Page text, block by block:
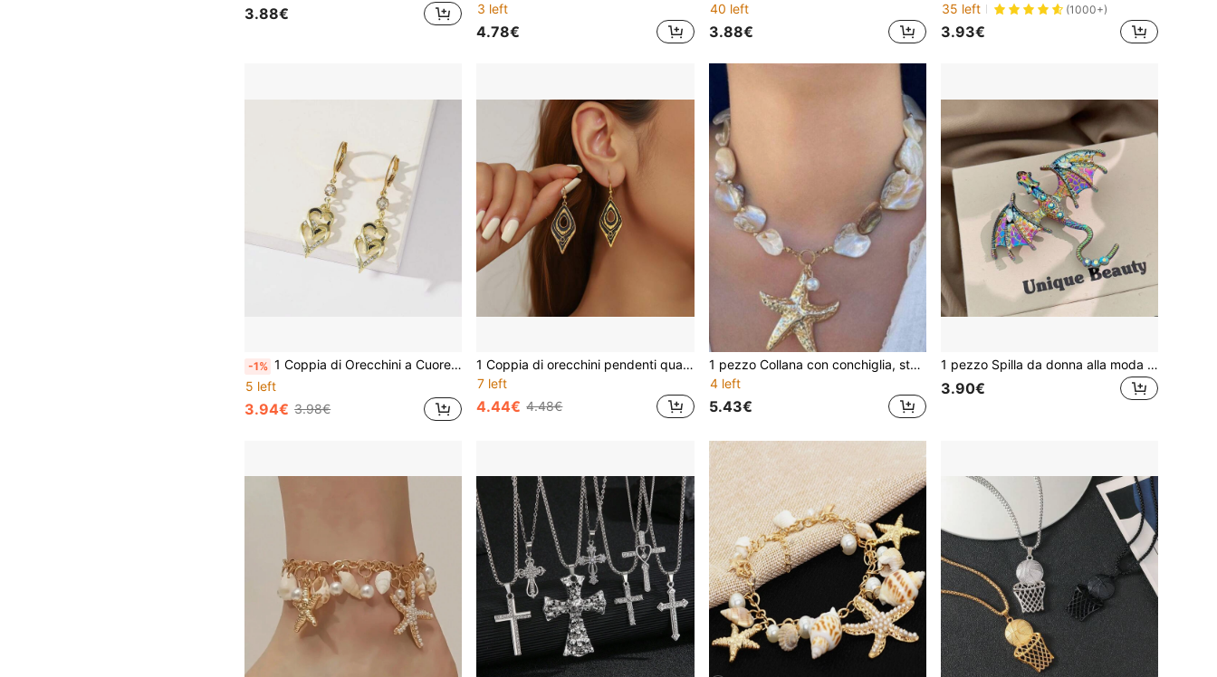
3.88€
3 left
4.78€
40 left
3.88€
35 left
(1000+)
3.93€
-1% 1 Coppia di Orecchini a Cuore Intrecciati, Orecchini Pendenti a Cuore Minimalisti a Più Strati, Design Elegante per Donne
5 left
3.94€ 3.98€
1 Coppia di orecchini pendenti quadrati cavi di alta qualità e versatili alla moda, adatti come accessori quotidiani per le donne
7 left
4.44€ 4.48€
1 pezzo Collana con conchiglia, stella marina e conchiglia, stile vacanza al mare elegante collana choker, gioiello alla moda e versatile per le donne
4 left
5.43€
1 pezzo Spilla da donna alla moda con smalto e strass a forma di drago occidentale, accessorio versatile e raffinato a forma di drago 3D
3.90€